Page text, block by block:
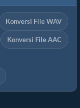
Konversi File WAV
Konversi File AAC